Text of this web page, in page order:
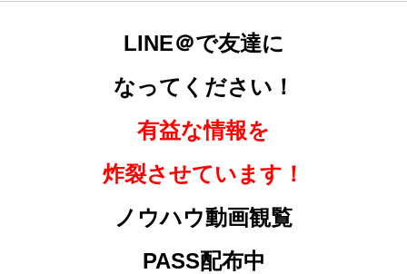
LINE＠で友達に
なってください！
有益な情報を
炸裂させています！
ノウハウ動画観覧
PASS配布中